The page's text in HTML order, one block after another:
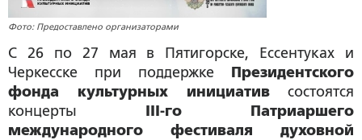
Фото: Предоставлено организаторами
С 26 по 27 мая в Пятигорске, Ессентуках и
Черкесске
при поддержке
Президентского
фонда культурных инициатив состоятся
концерты
III-го Патриаршего
международного фестиваля духовной